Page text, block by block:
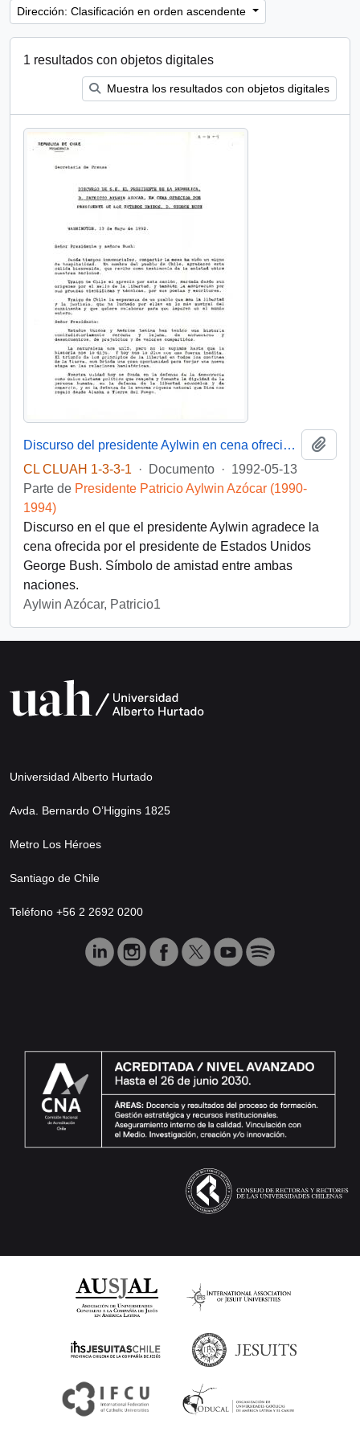
Dirección: Clasificación en orden ascendente
1 resultados con objetos digitales
Muestra los resultados con objetos digitales
Discurso del presidente Aylwin en cena ofrecida por el presidente de Estados Unidos, D. George Bush
CL CLUAH 1-3-3-1
· Documento · 1992-05-13
Parte de Presidente Patricio Aylwin Azócar (1990-
1994)
Discurso en el que el presidente Aylwin agradece la
cena ofrecida por el presidente de Estados Unidos
George Bush. Símbolo de amistad entre ambas
naciones.
Aylwin Azócar, Patricio1
Universidad Alberto Hurtado
Avda. Bernardo O’Higgins 1825
Metro Los Héroes
Santiago de Chile
Teléfono +56 2 2692 0200